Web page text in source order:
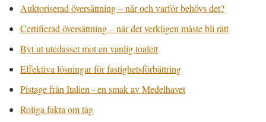
Auktoriserad översättning – när och varför behövs det?
Certifierad översättning – när det verkligen måste bli rätt
Byt ut utedasset mot en vanlig toalett
Effektiva lösningar för fastighetsförbättring
Pistage från Italien - en smak av Medelhavet
Roliga fakta om tåg